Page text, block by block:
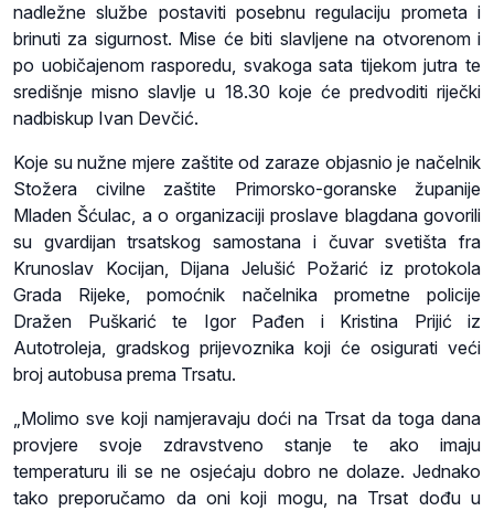
nadležne službe postaviti posebnu regulaciju prometa i
brinuti za sigurnost. Mise će biti slavljene na otvorenom i
po uobičajenom rasporedu, svakoga sata tijekom jutra te
središnje misno slavlje u 18.30 koje će predvoditi riječki
nadbiskup Ivan Devčić.
Koje su nužne mjere zaštite od zaraze objasnio je načelnik
Stožera civilne zaštite Primorsko-goranske županije
Mladen Šćulac, a o organizaciji proslave blagdana govorili
su gvardijan trsatskog samostana i čuvar svetišta fra
Krunoslav Kocijan, Dijana Jelušić Požarić iz protokola
Grada Rijeke, pomoćnik načelnika prometne policije
Dražen Puškarić te Igor Pađen i Kristina Prijić iz
Autotroleja, gradskog prijevoznika koji će osigurati veći
broj autobusa prema Trsatu.
„Molimo sve koji namjeravaju doći na Trsat da toga dana
provjere svoje zdravstveno stanje te ako imaju
temperaturu ili se ne osjećaju dobro ne dolaze. Jednako
tako preporučamo da oni koji mogu, na Trsat dođu u